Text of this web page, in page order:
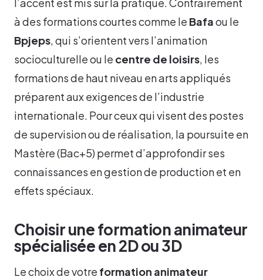
à des formations courtes comme le Bafaou le
Bpjeps, qui s’orientent vers l’animation
socioculturelle ou le centre de loisirs, les
formations de haut niveau en arts appliqués
préparent aux exigences de l’industrie
internationale. Pour ceux qui visent des postes
de supervision ou de réalisation, la poursuite en
Mastère (Bac+5) permet d’approfondir ses
connaissances en gestion de production et en
effets spéciaux.
Choisir une formation animateur
spécialisée en 2D ou 3D
Le choix de votre formation animateur